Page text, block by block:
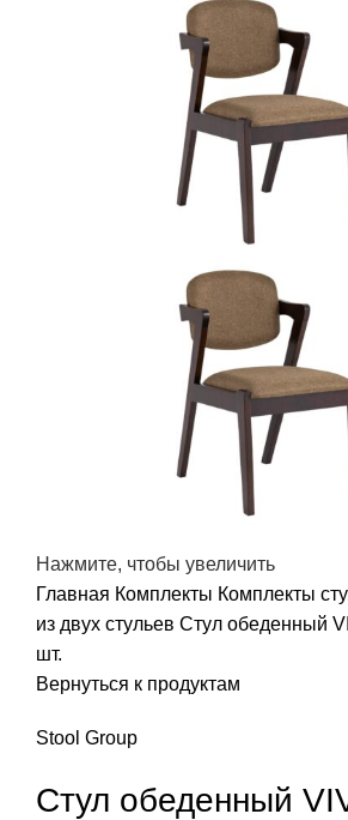
Нажмите, чтобы увеличить
Главная Комплекты Комплекты
из двух стульев Стул обеденный
шт.
Вернуться к продуктам
Stool Group
Стул обеденный